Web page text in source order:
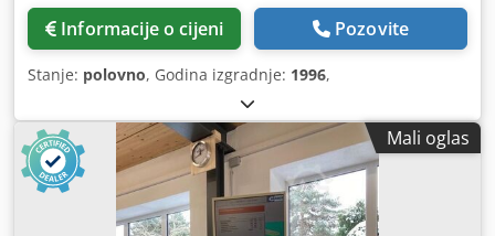
Informacije o cijeni Pozovite
Stanje: polovno, Godina izgradnje: 1996,
Mali oglas